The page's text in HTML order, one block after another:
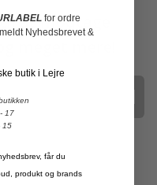
at modtage
meget mere!
Tilmeld
for ordre
Nyhedsbrevet &
butik i Lejre
17
15
får du
produkt og brands